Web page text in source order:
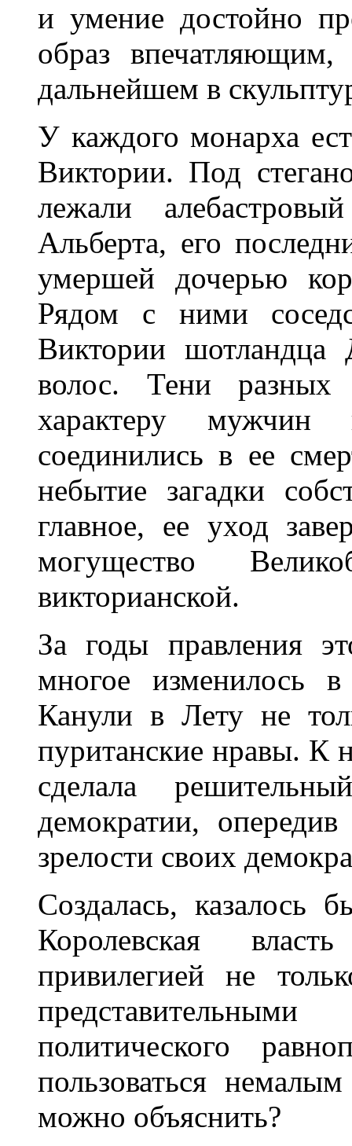
и умение достойно
образ
дальнейшем в
У каждого монарха
Виктории. Под
лежали
Альберта, его
умершей дочерью
Рядом с ними
Виктории
волос. Тени
характеру мужчин
соединились в ее
небытие загадки
главное, ее уход
могущество
викторианской.
За годы правления
многое изменилось
Канули в Лету не
пуританские нравы. К
сделала
демократии,
зрелости своих
Создалась, казалось
Королевская
привилегией не
политического
пользоваться
можно объяснить?